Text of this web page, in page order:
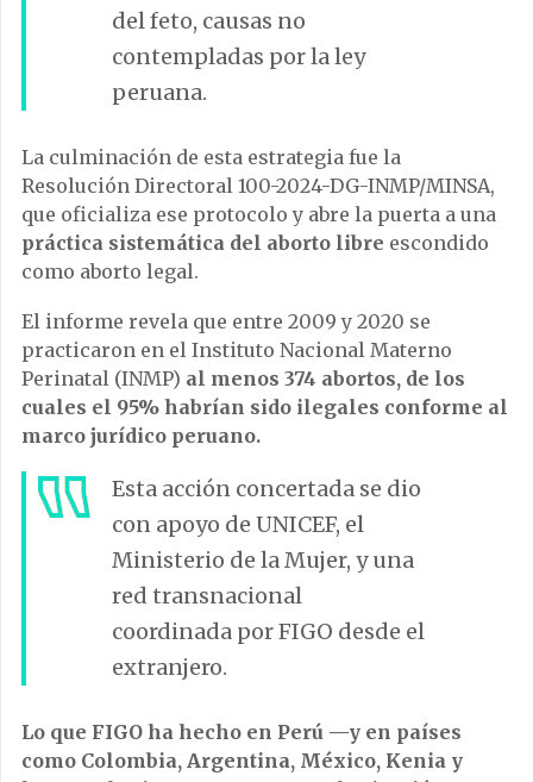
del feto, causas no
contempladas por la ley
peruana.
La culminación de esta estrategia fue la
Resolución Directoral 100-2024-DG-INMP/MINSA,
que oficializa ese protocolo y abre la puerta a una
práctica sistemática del aborto libre escondido
como aborto legal.
El informe revela que entre 2009 y 2020 se
practicaron en el Instituto Nacional Materno
Perinatal (INMP) al menos 374 abortos, de los
cuales el 95% habrían sido ilegales conforme al
marco jurídico peruano.
Esta acción concertada se dio
con apoyo de UNICEF, el
Ministerio de la Mujer, y una
red transnacional
coordinada por FIGO desde el
extranjero.
Lo que FIGO ha hecho en Perú —y en países
como Colombia, Argentina, México, Kenia y